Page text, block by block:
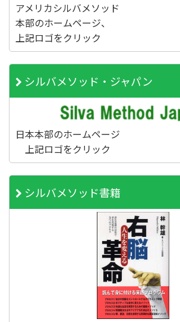
アメリカシルバメソッド
本部のホームページ、
上記ロゴをクリック
シルバメソッド・ジャパン
日本本部のホームページ
上記ロゴをクリック
シルバメソッド書籍